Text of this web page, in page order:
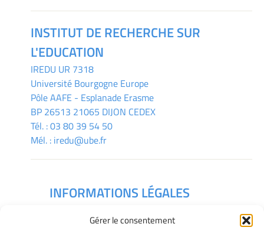
Gérer le consentement
INSTITUT DE RECHERCHE SUR
L'EDUCATION
IREDU UR 7318
Université Bourgogne Europe
Pôle AAFE - Esplanade Erasme
BP 26513 21065 DIJON CEDEX
Tél. :03 80 39 54 50
Mél. : iredu@ube.fr
INFORMATIONS LÉGALES
Gérer mes cookies